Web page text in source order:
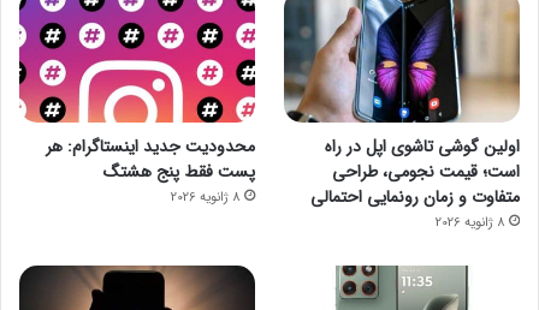
اولین گوشی تاشوی اپل در راه
است؛ قیمت نجومی، طراحی
متفاوت و زمان رونمایی احتمالی
8 ژانویه 2026
محدودیت جدید اینستاگرام: هر
پست فقط پنج هشتگ
8 ژانویه 2026